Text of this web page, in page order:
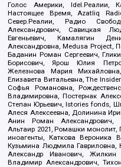
Голос Америки, Idel.Реалии,
Настоящее Время, Azatliq
Север.Реалии, Радио
Александрович, Савицкая
Евгеньевич, Камалягин
Александровна, Medusa Project,
Баданин Роман Сергеевич,
Борисович, Ярош Юлия
Железнова Мария
Елизавета Витальевна, The
Софья Романовна,
Владимировна, Постернак
Степан Юрьевич, Istories fonds,
Алеся Алексеевна, Долинина
Анин Роман Александрович,
Альтаир 2021, Ромашки монолит,
иноагенты, Каткова Вероника
Кузьмина Людмила
Александр Иванович,
Владимир Александрович,